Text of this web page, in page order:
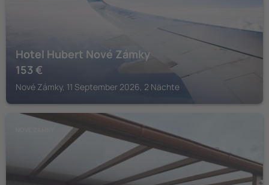
Hotel Hubert Nové Zámky
153 €
Nové Zámky, 11 September 2026, 2 Nächte